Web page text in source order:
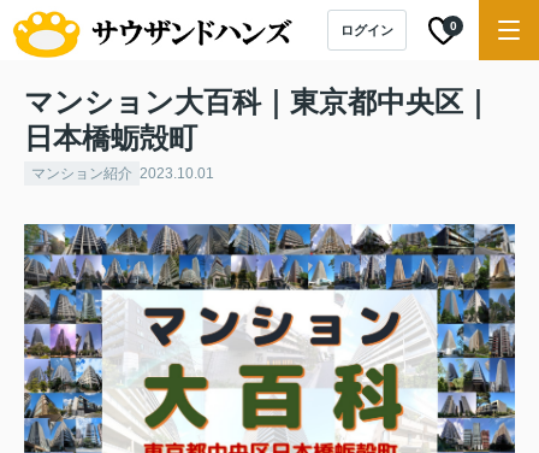
ログイン 0
マンション大百科｜東京都中央区｜
日本橋蛎殻町
マンション紹介 2023.10.01